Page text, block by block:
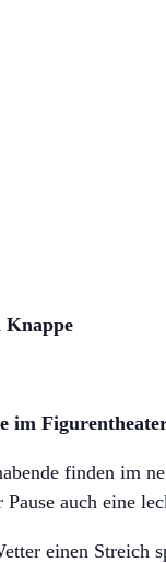
Knappe
im
finden im
auch eine
einen Streich